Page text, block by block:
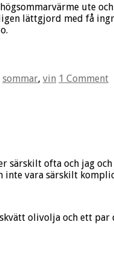
ute
lättgjord med få
sommar, vin 1 Comment
ofta och jag
inte vara särskilt
olivolja och ett